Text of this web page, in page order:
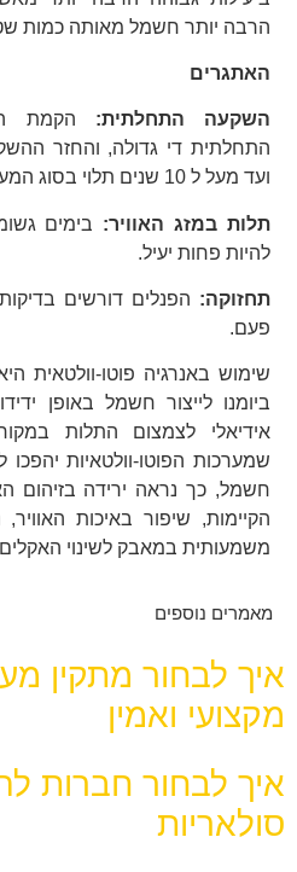
הרבה יותר חשמל מאותה כמות
האתגרים
השקעה התחלתית: הקמת
התחלתית די גדולה, והחזר
ועד מעל ל 10 שנים תלוי בסוג המערכת והייעילות שלה.
תלות במזג האוויר: בימים
להיות פחות יעיל.
תחזוקה: הפנלים דורשים
פעם.
שימוש באנרגיה פוטו-וולטאית
ביומנו לייצור חשמל באופן
אידיאלי לצמצום התלות
שמערכות הפוטו-וולטאיות יהפכו
חשמל, כך נראה ירידה בזיהום
הקיימות, שיפור באיכות
משמעותית במאבק לשינוי
מאמרים נוספים
איך לבחור מתקין
מקצועי ואמין
איך לבחור חברות
סולאריות